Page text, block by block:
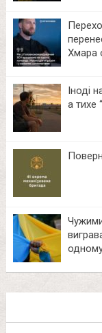
Хмара
Іноді
а тихе